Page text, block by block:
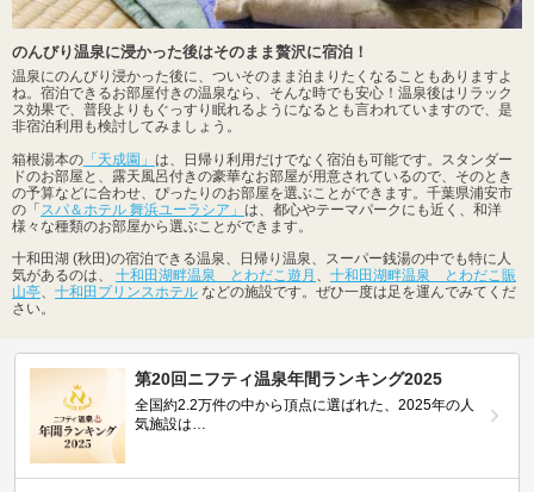
のんびり温泉に浸かった後はそのまま贅沢に宿泊！
温泉にのんびり浸かった後に、ついそのまま泊まりたくなることもありますよ
ね。宿泊できるお部屋付きの温泉なら、そんな時でも安心！温泉後はリラック
ス効果で、普段よりもぐっすり眠れるようになるとも言われていますので、是
非宿泊利用も検討してみましょう。
箱根湯本の 「天成園」 は、日帰り利用だけでなく宿泊も可能です。スタンダー
ドのお部屋と、露天風呂付きの豪華なお部屋が用意されているので、そのとき
の予算などに合わせ、ぴったりのお部屋を選ぶことができます。千葉県浦安市
の「 スパ＆ホテル 舞浜ユーラシア」 は、都心やテーマパークにも近く、和洋
様々な種類のお部屋から選ぶことができます。
十和田湖 (秋田)の宿泊できる温泉、日帰り温泉、スーパー銭湯の中でも特に人
気があるのは、 十和田湖畔温泉 とわだこ遊月 、 十和田湖畔温泉 とわだこ賑
山亭、 十和田プリンスホテル などの施設です。ぜひ一度は足を運んでみてくだ
さい。
第20回ニフティ温泉年間ランキング2025
全国約2.2万件の中から頂点に選ばれた、2025年の人
気施設は…